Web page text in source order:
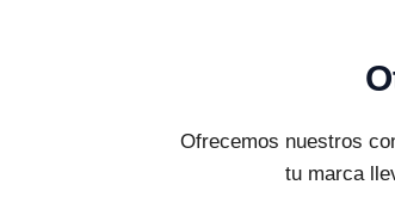
Ofrecemos nuestros
tu marca